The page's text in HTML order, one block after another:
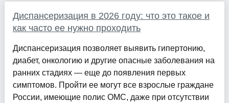
Диспансеризация в 2026 году: что это такое и
как часто ее нужно проходить
Диспансеризация позволяет выявить гипертонию,
диабет, онкологию и другие опасные заболевания на
ранних стадиях — еще до появления первых
симптомов. Пройти ее могут все взрослые граждане
России, имеющие полис ОМС, даже при отсутствии